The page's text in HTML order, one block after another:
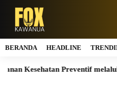
BERANDA HEADLINE
Kesehatan Preventif melalui